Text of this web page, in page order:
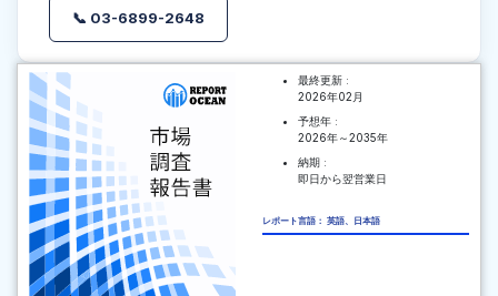
📞 03-6899-2648
最終更新 :
2026年02月
予想年 :
2026年～2035年
納期 :
即日から翌営業日
レポート言語： 英語、日本語